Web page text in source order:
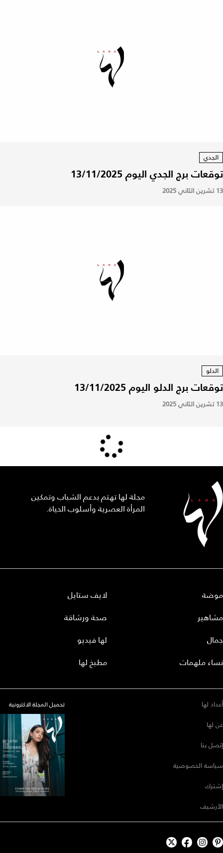
الجدي
توقعات برج الجدي اليوم 13/11/2025
13 تشرين الثاني 2025
الدلو
توقعات برج الدلو اليوم 13/11/2025
13 تشرين الثاني 2025
مجلة لها تهتم بدعم الشباب وتمكين
المرأة العصرية وأسلوب الحياة.
موضة
مشاهير
جمال
نساء ملهمات
لايف ستايل
صحة ورشاقة
لها فيديو
مطبخ لها
أعداد لها
عن لها
إتصل بنا
سياسة الخصوصية
إشترك
الأرشيف
تحميل المجلة الاكترونية